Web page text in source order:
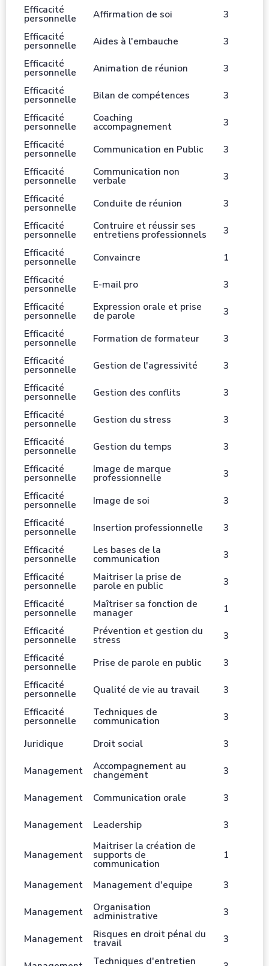
Efficacité
personnelle Affirmation de soi
3
Efficacité
personnelle Aides à l'embauche
3
Efficacité
personnelle Animation de réunion
3
Efficacité
personnelle Bilan de compétences
3
Efficacité
personnelle
Coaching
accompagnement
3
Efficacité
personnelle Communication en Public
3
Efficacité
personnelle
Communication non
verbale
3
Efficacité
personnelle Conduite de réunion
3
Efficacité
personnelle
Contruire et réussir ses
entretiens professionnels
3
Efficacité
personnelle Convaincre
1
Efficacité
personnelle E-mail pro
3
Efficacité
personnelle
Expression orale et prise
de parole
3
Efficacité
personnelle Formation de formateur
3
Efficacité
personnelle Gestion de l'agressivité
3
Efficacité
personnelle Gestion des conflits
3
Efficacité
personnelle Gestion du stress
3
Efficacité
personnelle Gestion du temps
3
Efficacité
personnelle
Image de marque
professionnelle
3
Efficacité
personnelle Image de soi
3
Efficacité
personnelle Insertion professionnelle
3
Efficacité
personnelle
Les bases de la
communication
3
Efficacité
personnelle
Maitriser la prise de
parole en public
3
Efficacité
personnelle
Maîtriser sa fonction de
manager
1
Efficacité
personnelle
Prévention et gestion du
stress
3
Efficacité
personnelle Prise de parole en public
3
Efficacité
personnelle Qualité de vie au travail
3
Efficacité
personnelle
Techniques de
communication 3
Juridique Droit social 3
Management Accompagnement au
changement 3
Management Communication orale 3
Management Leadership 3
Management
Maitriser la création de
supports de
communication
1
Management Management d'equipe 3
Management Organisation
administrative 3
Management Risques en droit pénal du
travail 3
Techniques d'entretien